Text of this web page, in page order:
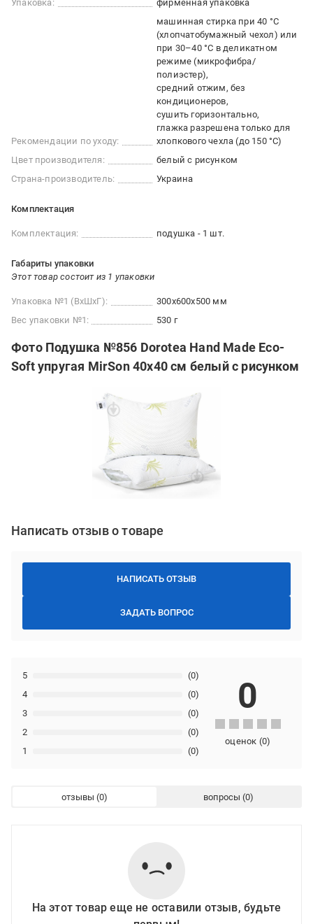
Упаковка: фирменная упаковка
Рекомендации по уходу:
машинная стирка при 40 °С
(хлопчатобумажный чехол) или
при 30–40 °С в деликатном
режиме (микрофибра/
полиэстер)
средний отжим, без
кондиционеров
сушить горизонтально
глажка разрешена только для
хлопкового чехла (до 150 °С)
Цвет производителя:
белый с рисунком
Страна-производитель:
Украина
Комплектация
Комплектация: подушка - 1 шт.
Габариты упаковки
Этот товар состоит из 1 упаковки
Упаковка №1 (ВхШхГ):
300x600x500 мм
Вес упаковки №1:
530 г
Фото Подушка №856 Dorotea Hand Made Eco-
Soft упругая MirSon 40x40 см белый с рисунком
Написать отзыв о товаре
НАПИСАТЬ ОТЗЫВ
ЗАДАТЬ ВОПРОС
1 (0)
2 (0)
3 (0)
4 (0)
5 (0)
0
оценок (0)
отзывы вопросы
На этот товар еще не оставили отзыв, будьте